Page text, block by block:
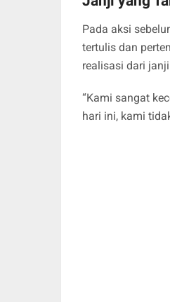
Pada aksi
tertulis dan
realisasi dari
“Kami sangat
hari ini, kami